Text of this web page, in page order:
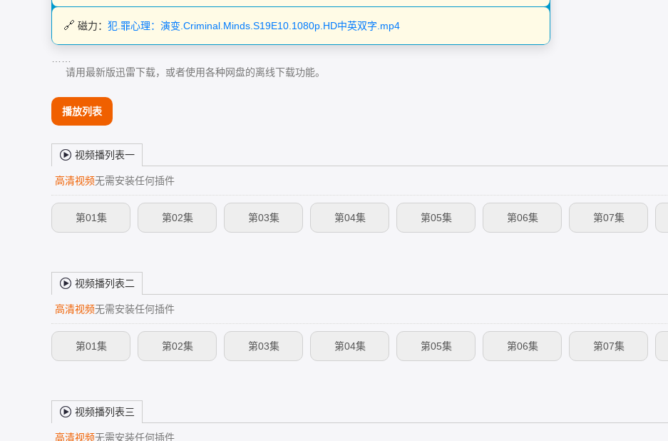
磁力： 犯.罪心理：演变.Criminal.Minds.S19E10.1080p.HD中英双字.mp4
请用最新版迅雷下载，或者使用各种网盘的离线下载功能。
播放列表
视频播列表一
高清视频无需安装任何插件
第01集 第02集 第03集 第04集 第05集 第06集 第07集
视频播列表二
高清视频无需安装任何插件
第01集 第02集 第03集 第04集 第05集 第06集 第07集
视频播列表三
高清视频无需安装任何插件